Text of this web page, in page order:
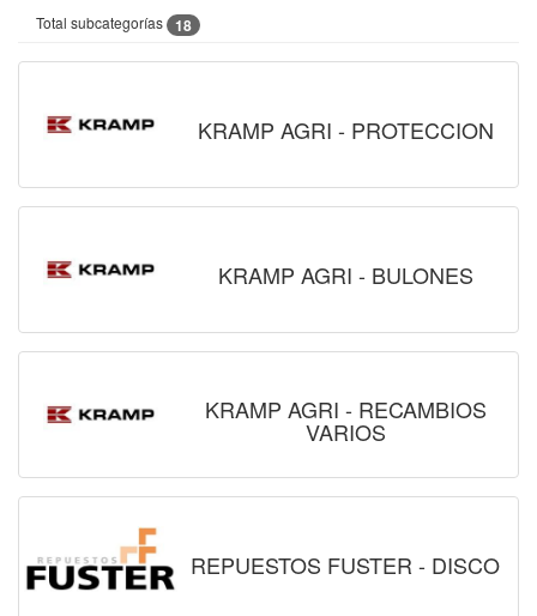
Total subcategorías 18
KRAMP AGRI - PROTECCION
KRAMP AGRI - BULONES
KRAMP AGRI - RECAMBIOS
VARIOS
REPUESTOS FUSTER - DISCO